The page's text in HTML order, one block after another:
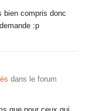
bien compris donc
:p
dans le forum